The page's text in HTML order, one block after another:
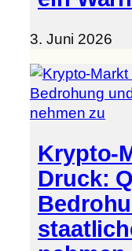
3. Juni 2026
Krypto-
Druck: